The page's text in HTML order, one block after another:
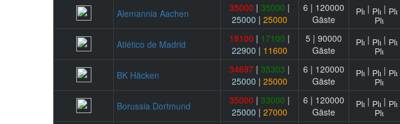
Alemannia Aachen 35000 | 35000 |
25000 | 25000
6 | 120000
Gäste
| |
Atlético de Madrid 18100 | 17100 |
22900 | 11600
5 | 90000
Gäste
| |
BK Häcken 34697 | 35303 |
25000 | 25000
6 | 120000
Gäste
| |
Borussia Dortmund 35000 | 33000 |
25000 | 27000
6 | 120000
Gäste
| |